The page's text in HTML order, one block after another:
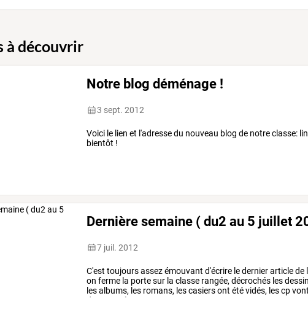
à découvrir
Notre blog déménage !
3 sept. 2012
Voici le lien et l'adresse du nouveau blog de notre classe:
bientôt !
Dernière semaine ( du2 au 5 juillet
7 juil. 2012
C'est toujoursassezémouvant d'écrire ledernierarticlede
on ferme la portesur la classe rangée, décrochés les
lesalbums, les romans, lescasiersont étévidés, lescpvont
de
séparer,